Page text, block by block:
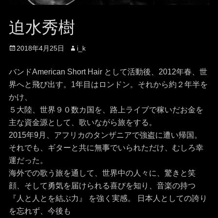
迫水秀樹
投
日
2018年4月25日
投
者
i_k
バンドAmerican Short Hair として活動後、2012年春、世
界へと飛び出す。1年目はロンドン。それから約２年半を
かけ、
５大陸、世界９０数カ国を、路上ライブで稼いだお金を
主な資金源として、歌いながら旅をする。
2015年9月、アフリカのタンザニアで強盗に遭い帰国。
それでも、ギターと共に無事でいられただけ、むしろ幸
運だった。
海外での歌う旅を通して、世界中の人々に、驚きと笑
顔、そして勇気を届けられる喜びを知り、音楽の持つ
『人と人とを結ぶ力』 を強く実感。 日本人としての誇り
を忘れず、今後も